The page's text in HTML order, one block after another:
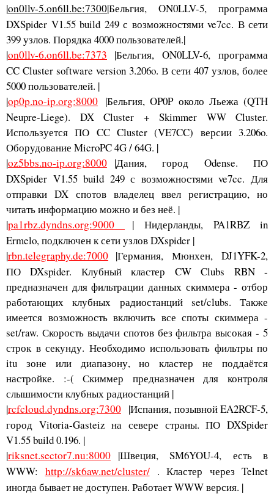
|on0llv-5.on6ll.be:7300|Бельгия, ON0LLV-5, программа
DXSpider V1.55 build 249 с возможностями ve7cc. В сети
399 узлов. Порядка 4000 пользователей.|
|on0llv-6.on6ll.be:7373
|Бельгия, ON0LLV-6, программа
CC Cluster software version 3.206o. В сети 407 узлов, более
5000 пользователей. |
|op0p.no-ip.org:8000 |Бельгия, OP0P около Льежа (QTH
Neupre-Liege). DX Cluster + Skimmer WW Cluster.
Используется ПО CC Cluster (VE7CC) версии 3.206o.
Оборудование MicroPC 4G / 64G. |
|oz5bbs.no-ip.org:8000 |Дания, город Odense. ПО
DXSpider V1.55 build 249 с возможностями ve7cc. Для
отправки DX спотов владелец ввел регистрацию, но
читать информацию можно и без неё. |
|pa1rbz.dyndns.org:9000
| Нидерланды, PA1RBZ in
Ermelo, подключен к сети узлов DXspider |
|rbn.telegraphy.de:7000 |Германия, Мюнхен, DJ1YFK-2,
ПО DXspider. Клубный кластер CW Clubs RBN -
предназначен для фильтрации данных скиммера - отбор
работающих клубных радиостанций set/clubs. Также
имеется возможность включить все споты скиммера -
set/raw. Скорость выдачи спотов без фильтра высокая - 5
строк в секунду. Необходимо использовать фильтры по
itu зоне или диапазону, но кластер не поддаётся
настройке. :-( Скиммер предназначен для контроля
слышимости клубных радиостанций |
|rcfcloud.dyndns.org:7300 |Испания, позывной EA2RCF-5,
город Vitoria-Gasteiz на севере страны. ПО DXSpider
V1.55 build 0.196. |
|riksnet.sector7.nu:8000 |Швеция, SM6YOU-4, есть в
WWW: http://sk6aw.net/cluster/ . Кластер через Telnet
иногда бывает не доступен. Работает WWW версия. |